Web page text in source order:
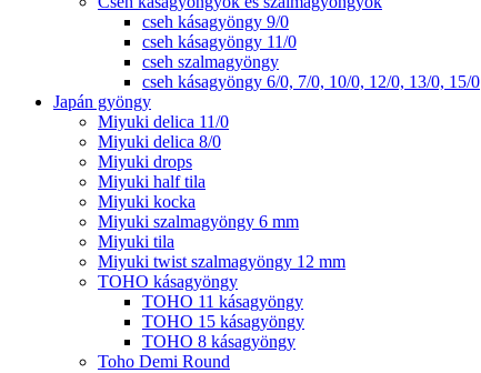
cseh kásagyöngy 9/0
cseh kásagyöngy 11/0
cseh szalmagyöngy
cseh kásagyöngy 6/0, 7/0, 10/0, 12/0, 13/0, 15/0
Japán gyöngy
Miyuki delica 11/0
Miyuki delica 8/0
Miyuki drops
Miyuki half tila
Miyuki kocka
Miyuki szalmagyöngy 6 mm
Miyuki tila
Miyuki twist szalmagyöngy 12 mm
TOHO kásagyöngy
TOHO 11 kásagyöngy
TOHO 15 kásagyöngy
TOHO 8 kásagyöngy
Toho Demi Round